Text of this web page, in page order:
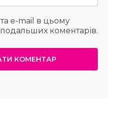
e-mail в цьому
подальших коментарів.